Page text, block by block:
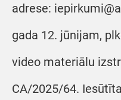
adrese:
gada 12. jūnijam,
video materiālu
CA/2025/64.